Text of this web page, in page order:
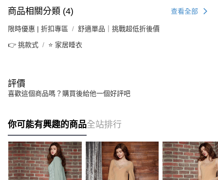
商品相關分類 (4) 查看全部
限時優惠 | 折扣專區 舒適單品｜挑戰超低折後價
👉 挑款式 ⭐ 家居睡衣
評價
喜歡這個商品嗎？購買後給他一個好評吧
你可能有興趣的商品全站排行